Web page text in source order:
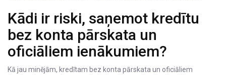
Kādi ir riski, saņemot kredītu
bez konta pārskata un
oficiāliem ienākumiem?
Kā jau minējām, kredītam bez konta pārskata un oficiāliem